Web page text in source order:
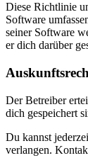
Diese Richtlinie
Software
seiner Software
er dich darüber
Der Betreiber
dich gespeichert
Du kannst
verlangen.